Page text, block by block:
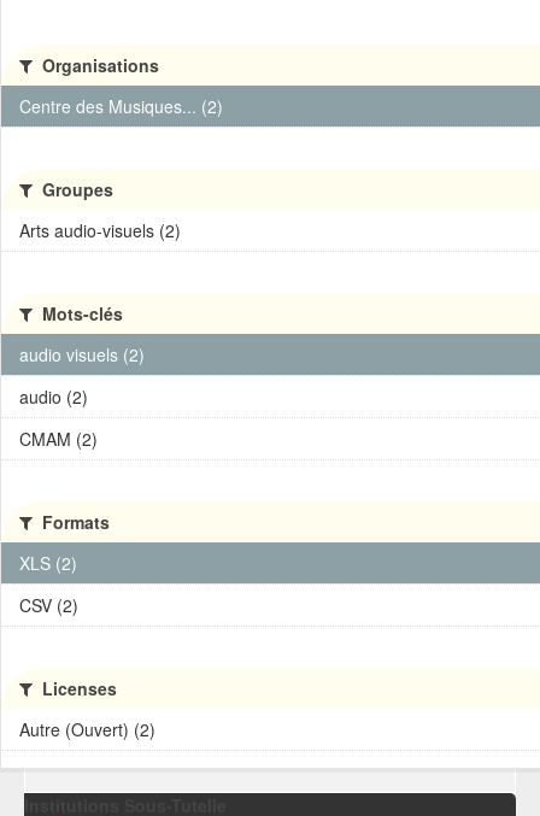
Organisations
Centre des Musiques... (2)
Groupes
Arts audio-visuels (2)
Mots-clés
audio visuels (2)
audio (2)
CMAM (2)
Formats
XLS (2)
CSV (2)
Licenses
Autre (Ouvert) (2)